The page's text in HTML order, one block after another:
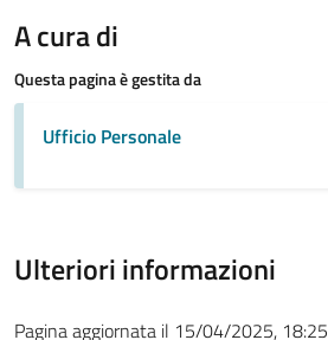
A cura di
Questa pagina è gestita da
Ufficio Personale
Ulteriori informazioni
Pagina aggiornata il 15/04/2025, 18:25